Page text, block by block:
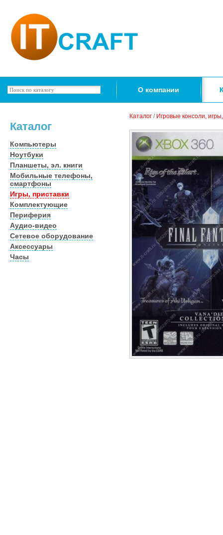
О компании
Каталог
Компьютеры
Ноутбуки
Планшеты, эл. книги
Мобильные телефоны,
смартфоны
Игры, приставки
Комплектующие
Периферия
Аудио-видео
Сетевое оборудование
Аксессуары
Часы
Каталог / Игровые консоли,